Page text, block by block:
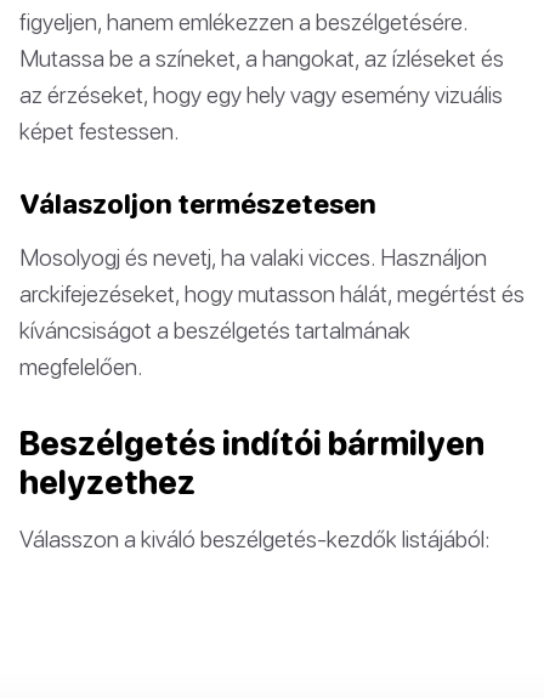
figyeljen, hanem emlékezzen a beszélgetésére.
Mutassa be a színeket, a hangokat, az ízléseket és
az érzéseket, hogy egy hely vagy esemény vizuális
képet festessen.
Válaszoljon természetesen
Mosolyogj és nevetj, ha valaki vicces. Használjon
arckifejezéseket, hogy mutasson hálát, megértést és
kíváncsiságot a beszélgetés tartalmának
megfelelően.
Beszélgetés indítói bármilyen
helyzethez
Válasszon a kiváló beszélgetés-kezdők listájából: